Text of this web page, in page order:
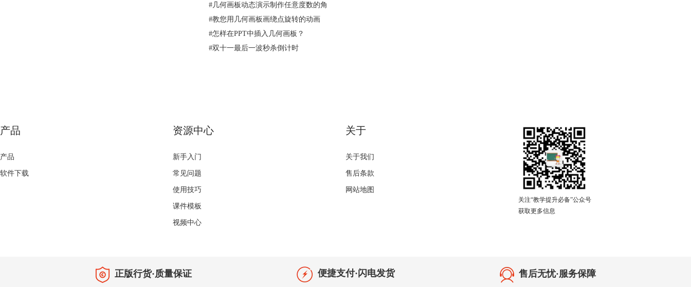
# 几何画板动态演示制作任意度数的角
#教您用几何画板画绕点旋转的动画
#怎样在PPT中插入几何画板？
#双十一最后一波秒杀倒计时
产品
产品
软件下载
资源中心
新手入门
常见问题
使用技巧
课件模板
视频中心
关于
关于我们
售后条款
网站地图
关注“教学提升必备”公众号
获取更多信息
正版行货·质量保证 便捷支付·闪电发货 售后无忧·服务保障